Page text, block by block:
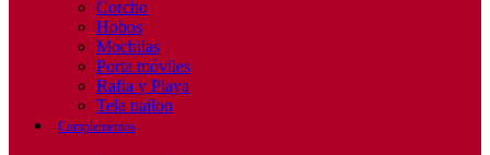
Corcho
Hobos
Mochilas
Porta móviles
Rafia y Playa
Tela nailon
Complementos